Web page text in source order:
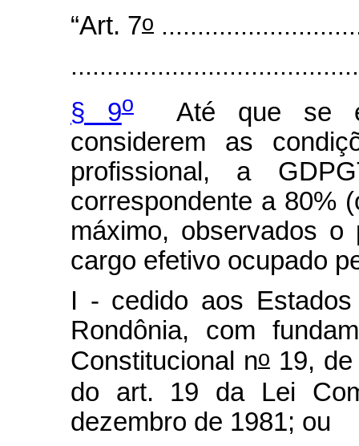
“Art. 7o
§ 9oAté que se
considerem as
profissional, a
correspondente a 80%
máximo, observados
cargo efetivo ocupado
I - cedido aos
Rondônia, com
Constitucional no19, de
do art. 19 da Lei
dezembro de 1981; ou